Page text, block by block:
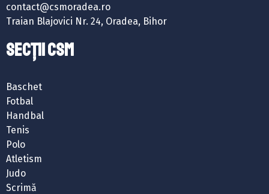
contact@csmoradea.ro
Traian Blajovici Nr. 24, Oradea, Bihor
SECȚII CSM
Baschet
Fotbal
Handbal
Tenis
Polo
Atletism
Judo
Scrimă